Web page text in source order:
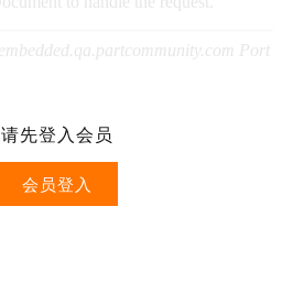
请先登入会员
会员登入